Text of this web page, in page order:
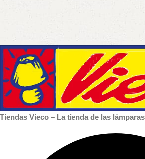
Tiendas Vieco – La tienda de las lámparas